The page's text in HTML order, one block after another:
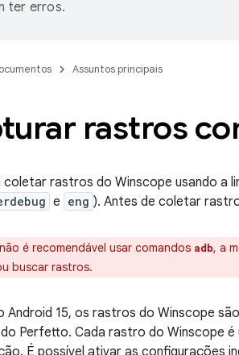
ter erros.
Assuntos principais
rastros
coletar rastros do Winscope usando a
e eng ). Antes de coletar
não é recomendável usar comandos adb, a
buscar rastros.
Android 15, os rastros do Winscope
Perfetto. Cada rastro do Winscope
É possível ativar as configurações